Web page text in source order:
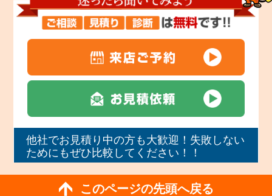
他社でお見積り中の方も大歓迎！失敗しない
ためにもぜひ比較してください！！
このページの先頭へ戻る